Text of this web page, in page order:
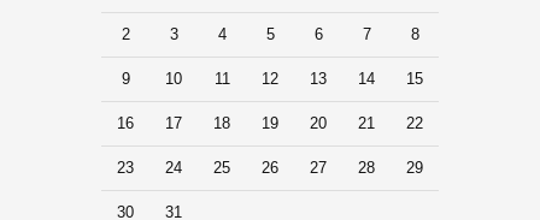
2 3 4 5 6 7 8
9 10 11 12 13 14 15
16 17 18 19 20 21 22
23 24 25 26 27 28 29
30 31